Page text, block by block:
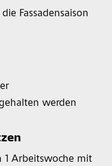
Fassadensaison
werden
1 Arbeitswoche mit